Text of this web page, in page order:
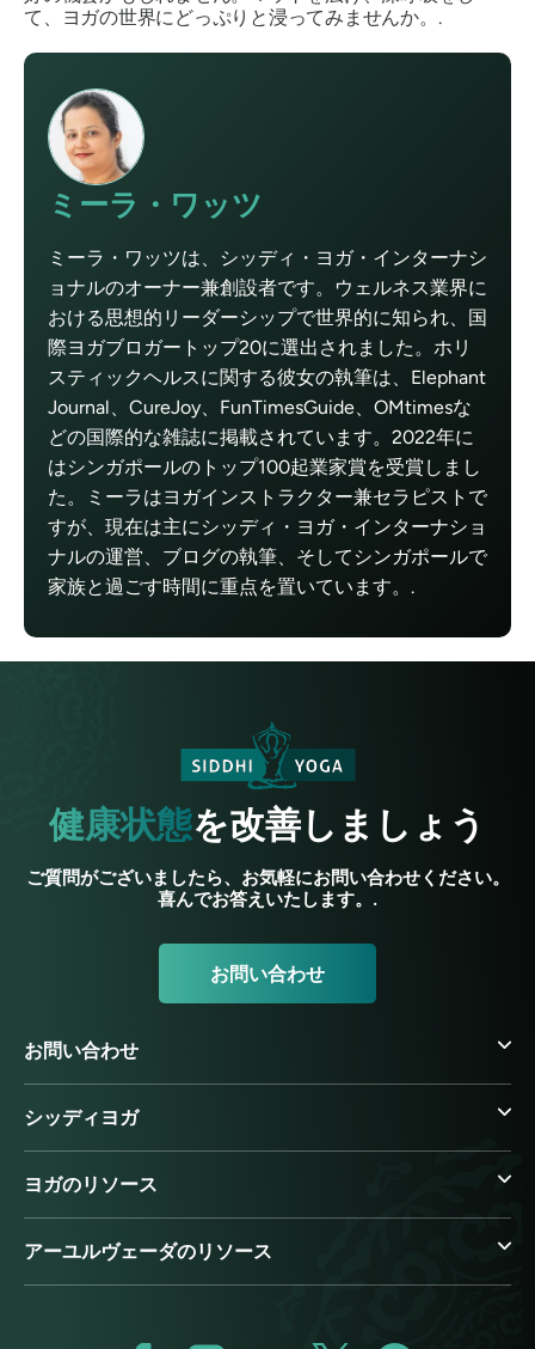
て、ヨガの世界にどっぷりと浸ってみませんか。.
ミーラ・ワッツ
ミーラ・ワッツは、シッディ・ヨガ・インターナシ
ョナルのオーナー兼創設者です。ウェルネス業界に
おける思想的リーダーシップで世界的に知られ、国
際ヨガブロガートップ20に選出されました。ホリ
スティックヘルスに関する彼女の執筆は、Elephant
Journal、CureJoy、FunTimesGuide、OMtimesな
どの国際的な雑誌に掲載されています。2022年に
はシンガポールのトップ100起業家賞を受賞しまし
た。ミーラはヨガインストラクター兼セラピストで
すが、現在は主にシッディ・ヨガ・インターナショ
ナルの運営、ブログの執筆、そしてシンガポールで
家族と過ごす時間に重点を置いています。.
健康状態を改善しましょう
ご質問がございましたら、お気軽にお問い合わせください。
喜んでお答えいたします。.
お問い合わせ
お問い合わせ
シッディヨガ
ヨガのリソース
アーユルヴェーダのリソース